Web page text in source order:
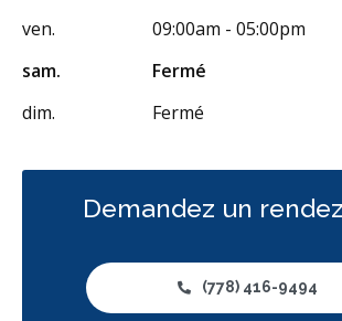
ven.
09:00am - 05:00pm
sam.
Fermé
dim.
Fermé
Demandez un
(778) 416-9494